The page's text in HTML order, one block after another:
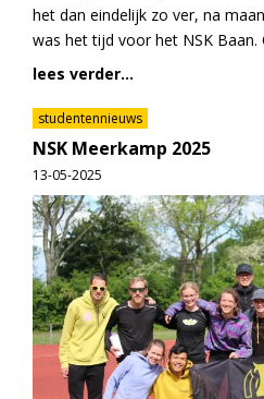
het dan eindelijk zo ver, na
was het tijd voor het NSK Baan.
lees verder...
studentennieuws
NSK Meerkamp 2025
13-05-2025